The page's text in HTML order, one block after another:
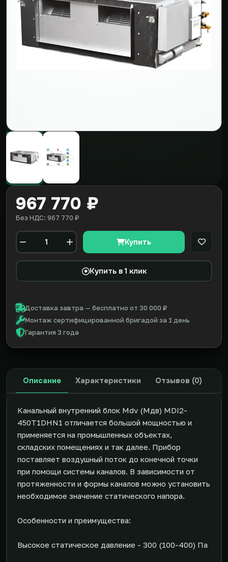
967 770 ₽
Без НДС: 967 770 ₽
Количество
Купить В
Купить в 1 клик
Доставка завтра — бесплатно от 30 000 ₽
Монтаж сертифицированной бригадой за 1 день
Гарантия 3 года
Описание Характеристики Отзывов (0)
Канальный внутренний блок Mdv (Мдв) MDI2-
450T1DHN1 отличается большой мощностью и
применяется на промышленных объектах,
складских помещениях и так далее. Прибор
поставляет воздушный поток до конечной точки
при помощи системы каналов. В зависимости от
протяженности и формы каналов можно установить
необходимое значение статического напора.
Особенности и преимущества:
Высокое статическое давление - 300 (100-400) Па